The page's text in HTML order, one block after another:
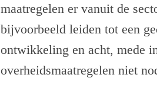
maatregelen er vanuit de
bijvoorbeeld leiden tot een
ontwikkeling en acht, mede
overheidsmaatregelen niet